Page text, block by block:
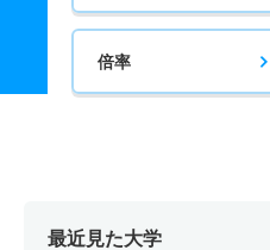
倍率
最近見た大学